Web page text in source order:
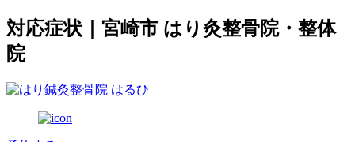
対応症状｜宮崎市 はり灸整骨院・整体
院